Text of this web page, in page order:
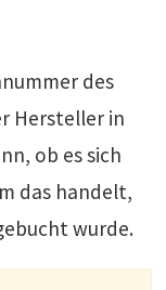
des
Hersteller in
ob es sich
das handelt,
wurde.